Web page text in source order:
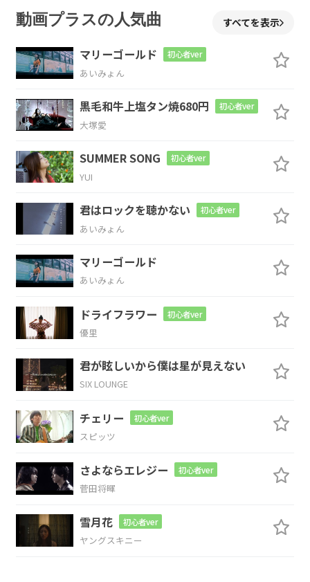
疲
F
れて眠る愛に こ
G
ぼれて
C
流れた時の
Am7
多さに うな ずく様に
よりそ
Fm
う二
窓をたたく風
C
F
君に
G
頬をよせ てみた
幸せか い 昨
Am7 Em7 F
C7
動画プラスの人気曲 すべてを表示
マリーゴールド 初心者ver
あいみょん
黒毛和牛上塩タン焼680円 初心者ver
大塚愛
SUMMER SONG 初心者ver
YUI
君はロックを聴かない 初心者ver
あいみょん
マリーゴールド
あいみょん
ドライフラワー 初心者ver
優里
君が眩しいから僕は星が見えない
SIX LOUNGE
チェリー 初心者ver
スピッツ
さよならエレジー 初心者ver
菅田将暉
雪月花 初心者ver
ヤングスキニー